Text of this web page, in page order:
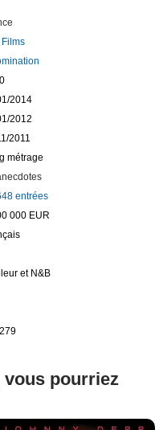
Films
2014
2012
2011
métrage
entrées
000 EUR
et N&B
vous pourriez